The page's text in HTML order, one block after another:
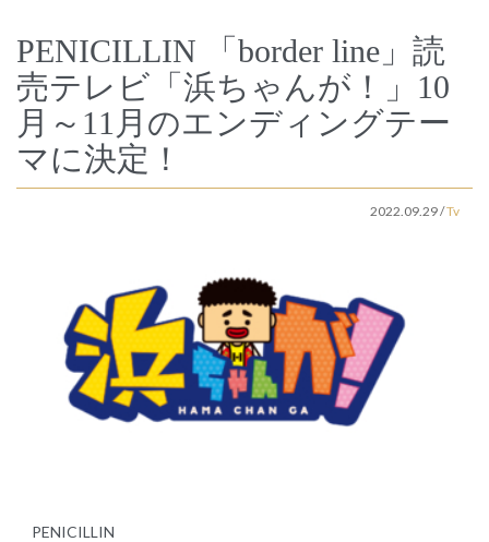
PENICILLIN 「border line」読
売テレビ「浜ちゃんが！」10
月～11月のエンディングテー
マに決定！
2022.09.29/Tv
PENICILLIN